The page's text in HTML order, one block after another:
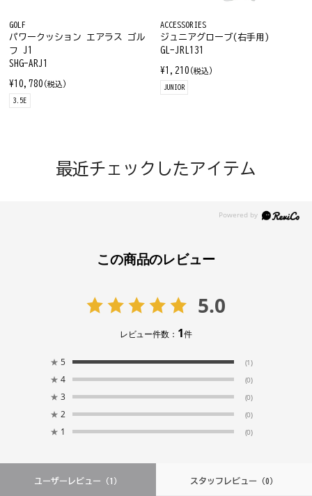
GOLF
パワークッション エアラス ゴル
フ J1
SHG-ARJ1
¥10,780 (税込)
3.5E
ACCESSORIES
ジュニアグローブ(右手用)
GL-JRL131
¥1,210 (税込)
JUNIOR
最近チェックしたアイテム
この商品のレビュー
5.0
レビュー件数： 1件
★ 5 (1)
★ 4 (0)
★ 3 (0)
★ 2 (0)
★ 1 (0)
ユーザーレビュー （1） スタッフレビュー（0）